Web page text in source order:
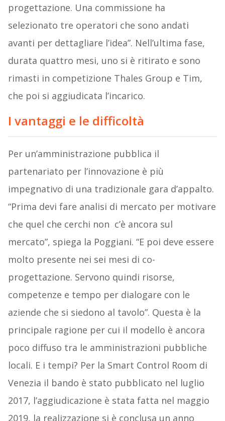
progettazione. Una commissione ha
selezionato tre operatori che sono andati
avanti per dettagliare l’idea”. Nell’ultima fase,
durata quattro mesi, uno si è ritirato e sono
rimasti in competizione Thales Group e Tim,
che poi si aggiudicata l’incarico.
I vantaggi e le difficoltà
Per un’amministrazione pubblica il
partenariato per l’innovazione è più
impegnativo di una tradizionale gara d’appalto.
“Prima devi fare analisi di mercato per motivare
che quel che cerchi non c’è ancora sul
mercato”, spiega la Poggiani. “E poi deve essere
molto presente nei sei mesi di co-
progettazione. Servono quindi risorse,
competenze e tempo per dialogare con le
aziende che si siedono al tavolo”. Questa è la
principale ragione per cui il modello è ancora
poco diffuso tra le amministrazioni pubbliche
locali. E i tempi? Per la Smart Control Room di
Venezia il bando è stato pubblicato nel luglio
2017, l’aggiudicazione è stata fatta nel maggio
2019, la realizzazione si è conclusa un anno